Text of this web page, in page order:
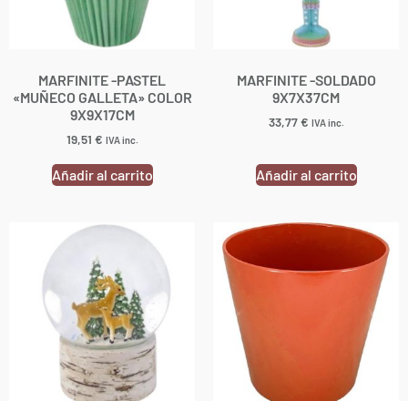
MARFINITE -PASTEL
«MUÑECO GALLETA» COLOR
9X9X17CM
19,51 € IVA inc.
Añadir al carrito
MARFINITE -SOLDADO
9X7X37CM
33,77€ IVA inc.
Añadir al carrito